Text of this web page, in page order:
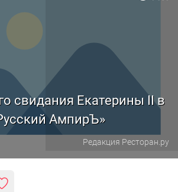
свидания Екатерины II в
АмпирЪ»
Редакция Ресторан.ру